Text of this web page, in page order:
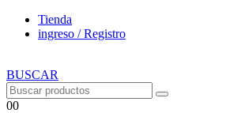
Tienda
ingreso / Registro
BUSCAR
00